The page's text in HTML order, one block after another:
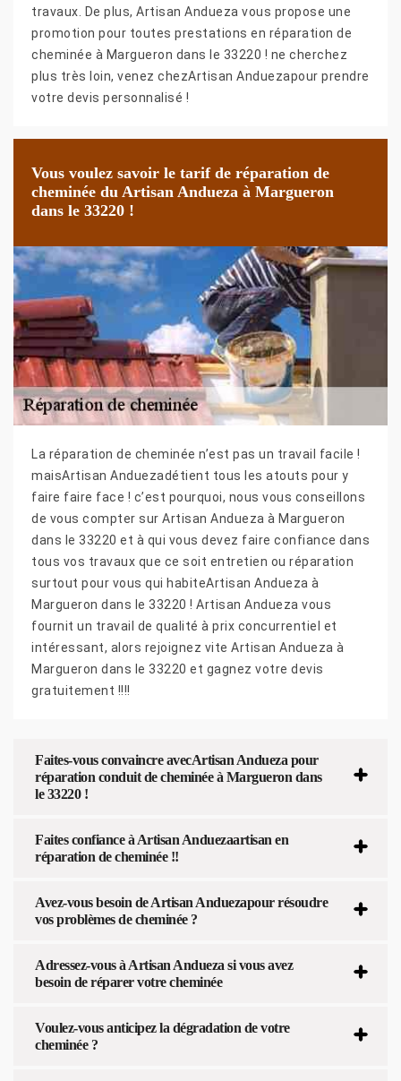
travaux. De plus, Artisan Andueza vous propose une
promotion pour toutes prestations en réparation de
cheminée à Margueron dans le 33220 ! ne cherchez
plus très loin, venez chezArtisan Anduezapour prendre
votre devis personnalisé !
Vous voulez savoir le tarif de réparation de
cheminée du Artisan Andueza à Margueron
dans le 33220 !
La réparation de cheminée n’est pas un travail facile !
maisArtisan Anduezadétient tous les atouts pour y
faire faire face ! c’est pourquoi, nous vous conseillons
de vous compter sur Artisan Andueza à Margueron
dans le 33220 et à qui vous devez faire confiance dans
tous vos travaux que ce soit entretien ou réparation
surtout pour vous qui habiteArtisan Andueza à
Margueron dans le 33220 ! Artisan Andueza vous
fournit un travail de qualité à prix concurrentiel et
intéressant, alors rejoignez vite Artisan Andueza à
Margueron dans le 33220 et gagnez votre devis
gratuitement !!!!
Faites-vous convaincre avecArtisan Andueza pour
réparation conduit de cheminée à Margueron dans
le 33220 !
Faites confiance à Artisan Anduezaartisan en
réparation de cheminée !!
Avez-vous besoin de Artisan Anduezapour résoudre
vos problèmes de cheminée ?
Adressez-vous à Artisan Andueza si vous avez
besoin de réparer votre cheminée
Voulez-vous anticipez la dégradation de votre
cheminée ?